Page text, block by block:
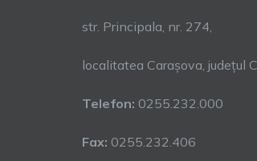
str. Principala, nr. 274,
localitatea Carașova, județul
Telefon: 0255.232.000
Fax: 0255.232.406